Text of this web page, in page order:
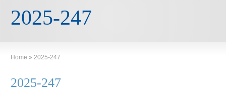
2025-247
Home » 2025-247
2025-247